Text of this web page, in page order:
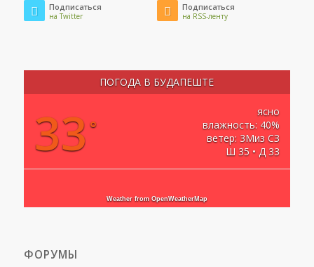
Подписаться
на Twitter
Подписаться
на RSS-ленту
ПОГОДА В БУДАПЕШТЕ
33°
ясно
влажность: 40%
ветер: 3Миз СЗ
Ш 35 • Д 33
Weather from OpenWeatherMap
ФОРУМЫ